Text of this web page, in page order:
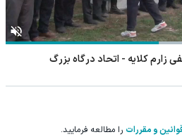
زارم کلایه - اتحاد درگاه بزرگ
و مقررات را مطالعه فرمایید.